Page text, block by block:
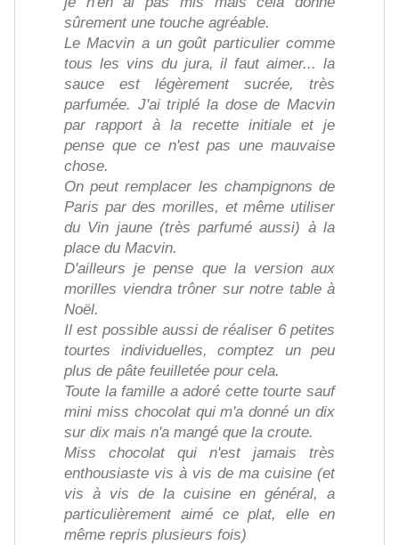
sûrement une touche agréable.
Le Macvin a un goût particulier comme
tous les vins du jura, il faut aimer... la
sauce est légèrement sucrée, très
parfumée. J'ai triplé la dose de Macvin
par rapport à la recette initiale et je
pense que ce n'est pas une mauvaise
chose.
On peut remplacer les champignons de
Paris par des morilles, et même utiliser
du Vin jaune (très parfumé aussi) à la
place du Macvin.
D'ailleurs je pense que la version aux
morilles viendra trôner sur notre table à
Noël.
Il est possible aussi de réaliser 6 petites
tourtes individuelles, comptez un peu
plus de pâte feuilletée pour cela.
Toute la famille a adoré cette tourte sauf
mini miss chocolat qui m'a donné un dix
sur dix mais n'a mangé que la croute.
Miss chocolat qui n'est jamais très
enthousiaste vis à vis de ma cuisine (et
vis à vis de la cuisine en général, a
particulièrement aimé ce plat, elle en
même repris plusieurs fois)